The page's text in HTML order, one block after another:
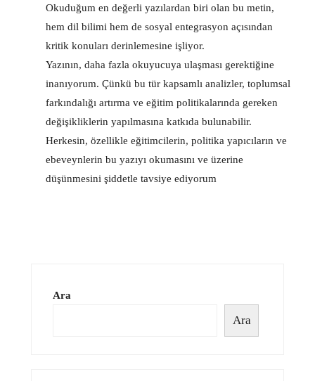
Okuduğum en değerli yazılardan biri olan bu metin,
hem dil bilimi hem de sosyal entegrasyon açısından
kritik konuları derinlemesine işliyor.
Yazının, daha fazla okuyucuya ulaşması gerektiğine
inanıyorum. Çünkü bu tür kapsamlı analizler, toplumsal
farkındalığı artırma ve eğitim politikalarında gereken
değişikliklerin yapılmasına katkıda bulunabilir.
Herkesin, özellikle eğitimcilerin, politika yapıcıların ve
ebeveynlerin bu yazıyı okumasını ve üzerine
düşünmesini şiddetle tavsiye ediyorum
Ara
Ara